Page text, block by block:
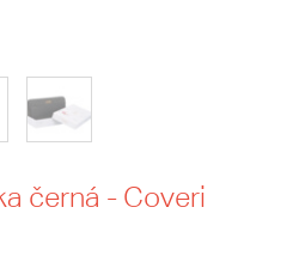
černá - Coveri